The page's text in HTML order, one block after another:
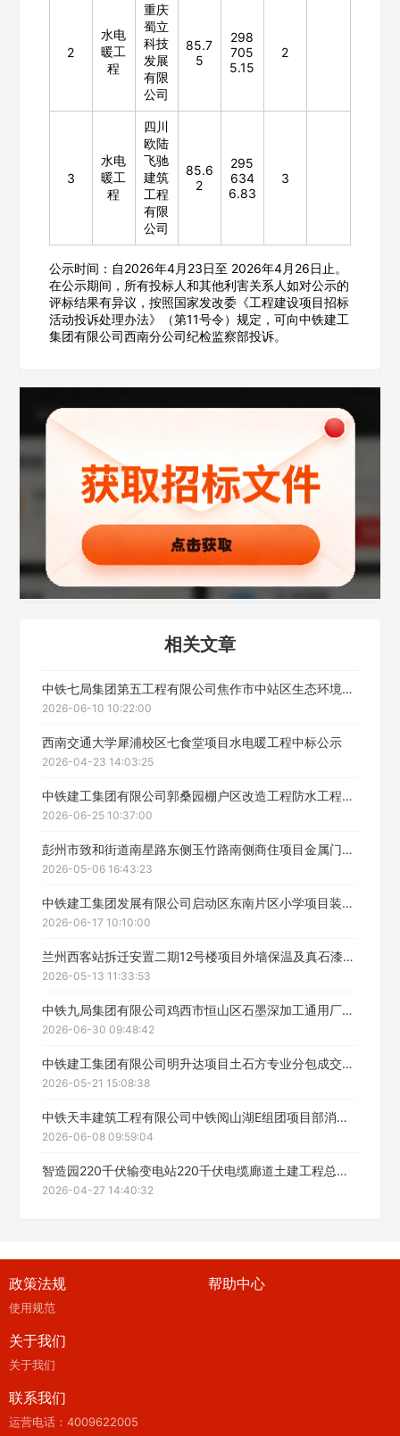
2
水电
暖工
程
重庆
蜀立
科技
发展
有限
公司
85.7
5
298
705
5.15
2
3
水电
暖工
程
四川
欧陆
飞驰
建筑
工程
有限
公司
85.6
2
295
634
6.83
3
公示时间：自2026年4月23日至 2026年4月26日止。
在公示期间，所有投标人和其他利害关系人如对公示的
评标结果有异议，按照国家发改委《工程建设项目招标
活动投诉处理办法》（第11号令）规定，可向中铁建工
集团有限公司西南分公司纪检监察部投诉。
相关文章
中铁七局集团第五工程有限公司焦作市中站区生态环境治理及产业融合发展项目怡光路（新园路-丰收路）改扩建工程-绿化工程专业分包施工招标中标候选人公示
2026-06-10 10:22:00
西南交通大学犀浦校区七食堂项目水电暖工程中标公示
2026-04-23 14:03:25
中铁建工集团有限公司郭桑园棚户区改造工程防水工程专业分包工程中标候选人公示
2026-06-25 10:37:00
彭州市致和街道南星路东侧玉竹路南侧商住项目金属门窗安装工程专业分包中标公示
2026-05-06 16:43:23
中铁建工集团发展有限公司启动区东南片区小学项目装饰装修专业分包工程公开招标中标候选人公示
2026-06-17 10:10:00
兰州西客站拆迁安置二期12号楼项目外墙保温及真石漆工程专业分包中标候选人公示
2026-05-13 11:33:53
中铁九局集团有限公司鸡西市恒山区石墨深加工通用厂房建设工程项目新建道路护坡工程专业分包中标候选人公示
2026-06-30 09:48:42
中铁建工集团有限公司明升达项目土石方专业分包成交候选人公示
2026-05-21 15:08:38
中铁天丰建筑工程有限公司中铁阅山湖E组团项目部消防工程专业分包施工中标公告
2026-06-08 09:59:04
智造园220千伏输变电站220千伏电缆廊道土建工程总承包（EPC）公开招标（专业分包）中标候选人公示
2026-04-27 14:40:32
政策法规
使用规范
帮助中心
关于我们
关于我们
联系我们
运营电话：4009622005
公司所在地
填写联系电话后会有服务中心的工作人员给您致电！